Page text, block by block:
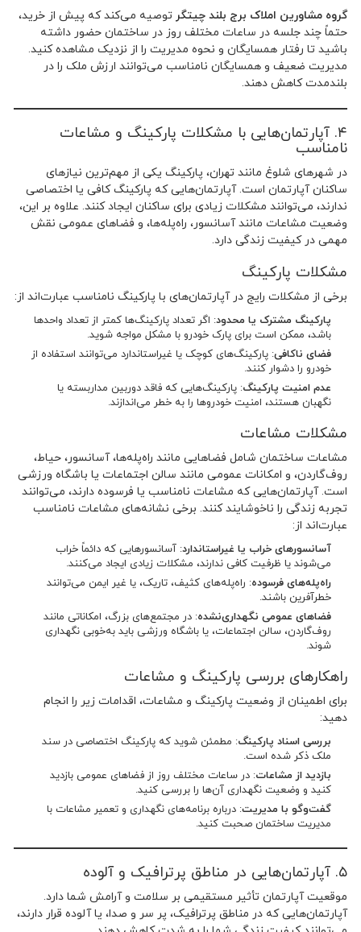
گروه مشاورین املاک برج بلند چیتگرتوصیه می‌کند که پیش از خرید،
حتماً چند جلسه در ساعات مختلف روز در ساختمان حضور داشته
باشید تا رفتار همسایگان و نحوه مدیریت را از نزدیک مشاهده کنید.
مدیریت ضعیف و همسایگان نامناسب می‌توانند ارزش ملک را در
بلندمدت کاهش دهند.
۴. آپارتمان‌هایی با مشکلات پارکینگ و مشاعات
نامناسب
در شهرهای شلوغ مانند تهران، پارکینگ یکی از مهم‌ترین نیازهای
ساکنان آپارتمان است. آپارتمان‌هایی که پارکینگ کافی یا اختصاصی
ندارند، می‌توانند مشکلات زیادی برای ساکنان ایجاد کنند. علاوه بر این،
وضعیت مشاعات مانند آسانسور، راه‌پله‌ها، و فضاهای عمومی نقش
مهمی در کیفیت زندگی دارد.
مشکلات پارکینگ
برخی از مشکلات رایج در آپارتمان‌های با پارکینگ نامناسب عبارت‌اند از:
پارکینگ مشترک یا محدود: اگر تعداد پارکینگ‌ها کمتر از تعداد واحدها
باشد، ممکن است برای پارک خودرو با مشکل مواجه شوید.
فضای ناکافی: پارکینگ‌های کوچک یا غیراستاندارد می‌توانند استفاده از
خودرو را دشوار کنند.
عدم امنیت پارکینگ: پارکینگ‌هایی که فاقد دوربین مداربسته یا
نگهبان هستند، امنیت خودروها را به خطر می‌اندازند.
مشکلات مشاعات
مشاعات ساختمان شامل فضاهایی مانند راه‌پله‌ها، آسانسور، حیاط،
روف‌گاردن، و امکانات عمومی مانند سالن اجتماعات یا باشگاه ورزشی
است. آپارتمان‌هایی که مشاعات نامناسب یا فرسوده دارند، می‌توانند
تجربه زندگی را ناخوشایند کنند. برخی نشانه‌های مشاعات نامناسب
عبارت‌اند از:
آسانسورهای خراب یا غیراستاندارد: آسانسورهایی که دائماً خراب
می‌شوند یا ظرفیت کافی ندارند، مشکلات زیادی ایجاد می‌کنند.
راه‌پله‌های فرسوده: راه‌پله‌های کثیف، تاریک، یا غیر ایمن می‌توانند
خطرآفرین باشند.
فضاهای عمومی نگهداری‌نشده: در مجتمع‌های بزرگ، امکاناتی مانند
روف‌گاردن، سالن اجتماعات، یا باشگاه ورزشی باید به‌خوبی نگهداری
شوند.
راهکارهای بررسی پارکینگ و مشاعات
برای اطمینان از وضعیت پارکینگ و مشاعات، اقدامات زیر را انجام
دهید:
بررسی اسناد پارکینگ: مطمئن شوید که پارکینگ اختصاصی در سند
ملک ذکر شده است.
بازدید از مشاعات: در ساعات مختلف روز از فضاهای عمومی بازدید
کنید و وضعیت نگهداری آن‌ها را بررسی کنید.
گفت‌وگو با مدیریت: درباره برنامه‌های نگهداری و تعمیر مشاعات با
مدیریت ساختمان صحبت کنید.
۵. آپارتمان‌هایی در مناطق پرترافیک و آلوده
موقعیت آپارتمان تأثیر مستقیمی بر سلامت و آرامش شما دارد.
آپارتمان‌هایی که در مناطق پرترافیک، پر سر و صدا، یا آلوده قرار دارند،